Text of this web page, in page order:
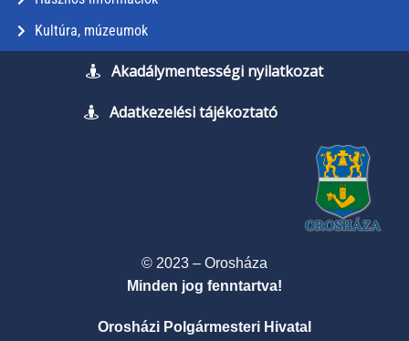
Kultúra, múzeumok
Akadálymentességi nyilatkozat
Adatkezelési tájékoztató
© 2023 – Orosháza
Minden jog fenntartva!
Orosházi Polgármesteri Hivatal